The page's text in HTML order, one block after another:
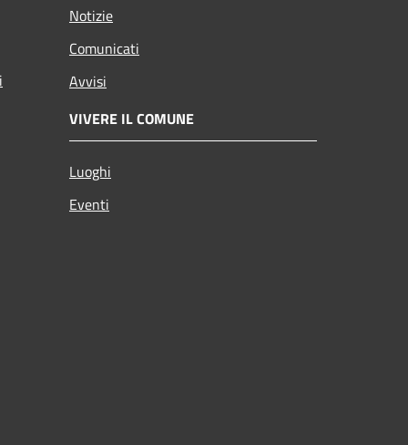
Notizie
Comunicati
Avvisi
VIVERE IL COMUNE
Luoghi
Eventi